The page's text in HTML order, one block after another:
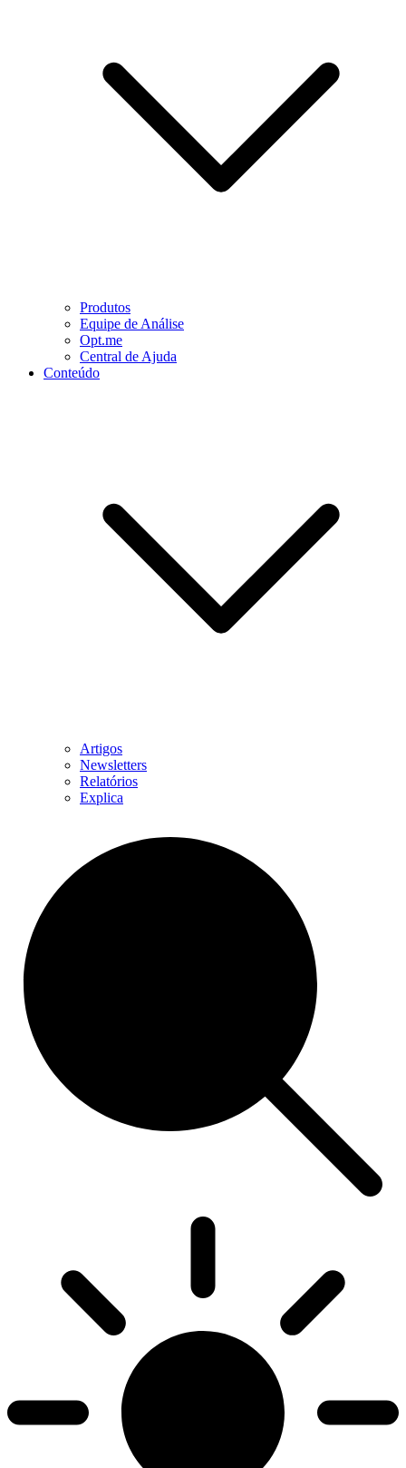
Produtos
Equipe de Análise
Opt.me
Central de Ajuda
Conteúdo
Artigos
Newsletters
Relatórios
Explica